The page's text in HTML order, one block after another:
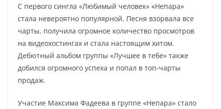
С первого сингла «Любимый человек» «Непара»
стала невероятно популярной. Песня взорвала все
чарты, получила огромное количество просмотров
на видеохостингах и стала настоящим хитом.
Дебютный альбом группы «Лучшее в тебе» также
добился огромного успеха и попал в топ-чарты
продаж.
Участие Максима Фадеева в группе «Непара» стало